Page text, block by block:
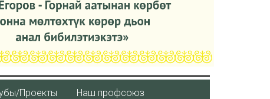
Проекты
Наш профсоюз